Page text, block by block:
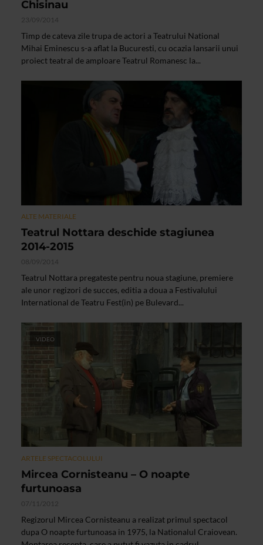
Chisinau
23/09/2014
Timp de cateva zile trupa de actori a Teatrului National
Mihai Eminescu s-a aflat la Bucuresti, cu ocazia lansarii unui
proiect teatral de amploare Teatrul Romanesc la...
ALTE MATERIALE
Teatrul Nottara deschide stagiunea
2014-2015
08/09/2014
Teatrul Nottara pregateste pentru noua stagiune, premiere
ale unor regizori de succes, editia a doua a Festivalului
International de Teatru Fest(in) pe Bulevard...
VIDEO
ARTELE SPECTACOLULUI
Mircea Cornisteanu – O noapte
furtunoasa
07/11/2012
Regizorul Mircea Cornisteanu a realizat primul spectacol
dupa O noapte furtunoasa in 1975, la Nationalul Craiovean.